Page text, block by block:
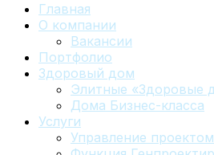
Главная
О компании
Вакансии
Портфолио
Здоровый дом
Элитные «Здоровые
Дома Бизнес-класса
Услуги
Управление